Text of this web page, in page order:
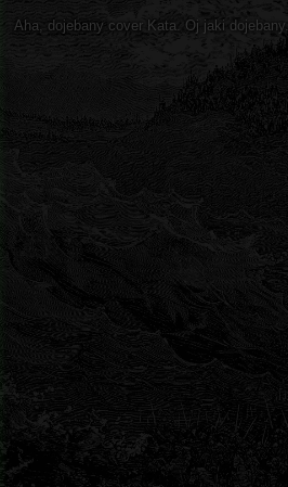
Aha, dojebany cover Kata. Oj jaki dojebany.